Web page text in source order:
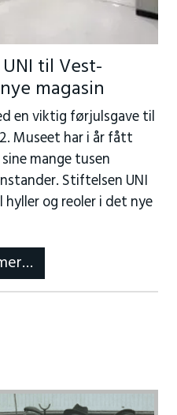
til Vest-
magasin
en viktig førjulsgave til
Museet har i år fått
mange tusen
Stiftelsen UNI
og reoler i det nye